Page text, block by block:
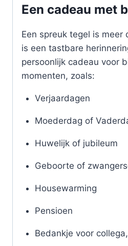
Een cadeau met
Een spreuk tegel is meer
is een tastbare
persoonlijk cadeau voor
momenten, zoals:
Verjaardagen
Moederdag of
Huwelijk of jubileum
Geboorte of
Housewarming
Pensioen
Bedankje voor